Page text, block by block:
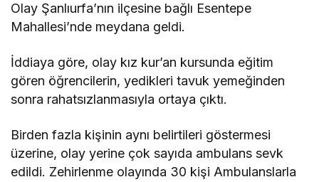
Olay Şanlıurfa’nın ilçesine bağlı Esentepe
Mahallesi’nde meydana geldi.
İddiaya göre, olay kız kur’an kursunda eğitim
gören öğrencilerin, yedikleri tavuk yemeğinden
sonra rahatsızlanmasıyla ortaya çıktı.
Birden fazla kişinin aynı belirtileri göstermesi
üzerine, olay yerine çok sayıda ambulans sevk
edildi. Zehirlenme olayında 30 kişi Ambulanslarla